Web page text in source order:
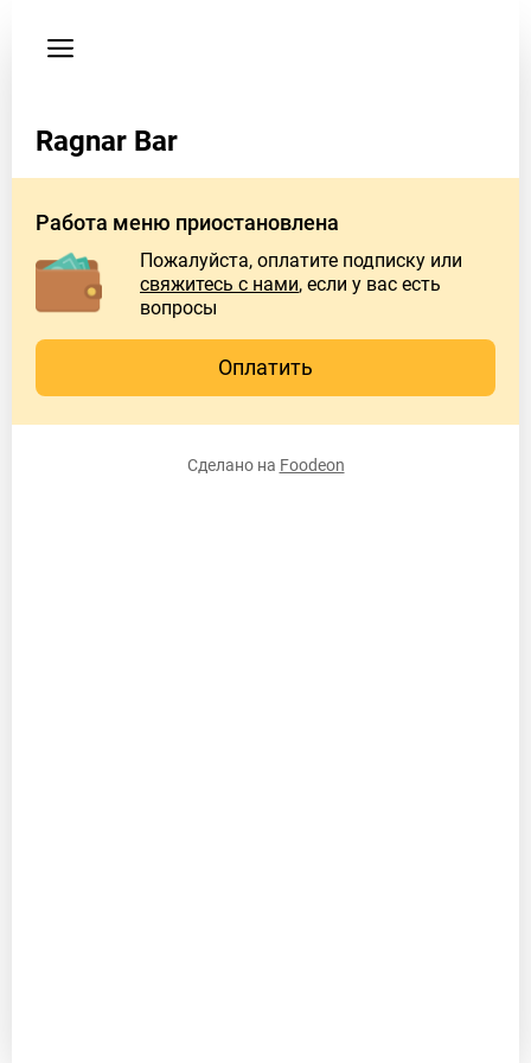
соглашение
89677311685
Ragnar Bar
Работа меню приостановлена
Пожалуйста, оплатите подписку или
свяжитесь с нами, если у вас есть
вопросы
Оплатить
Сделано на Foodeon